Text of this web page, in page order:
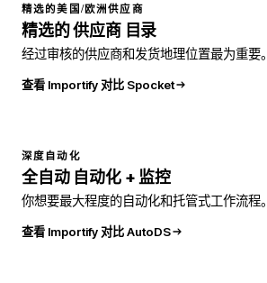
精选的美国/欧洲供应商
精选的供应商目录
经过审核的供应商和发货地理位置最为重要。
查看 Importify 对比 Spocket
深度自动化
全自动 自动化+ 监控
你想要最大程度的自动化和托管式工作流程。
查看 Importify 对比 AutoDS